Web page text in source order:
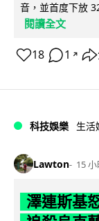
音，並首度下放
閱讀全文
18 1 ↗
科技娛樂 生活
Lawton 15
澤連斯基